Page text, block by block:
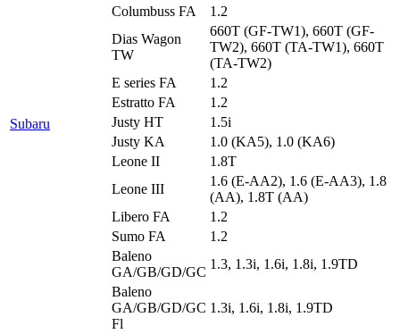
Subaru
Columbuss FA
1.2
Dias Wagon
TW
660T (GF-TW1), 660T (GF-
TW2), 660T (TA-TW1), 660T
(TA-TW2)
E series FA
1.2
Estratto FA
1.2
Justy HT
1.5i
Justy KA
1.0 (KA5), 1.0 (KA6)
Leone II
1.8T
Leone III
1.6 (E-AA2), 1.6 (E-AA3), 1.8
(AA), 1.8T (AA)
Libero FA
1.2
Sumo FA
1.2
Baleno
GA/GB/GD/GC
1.3, 1.3i, 1.6i, 1.8i, 1.9TD
Baleno
GA/GB/GD/GC
Fl
1.3i, 1.6i, 1.8i, 1.9TD